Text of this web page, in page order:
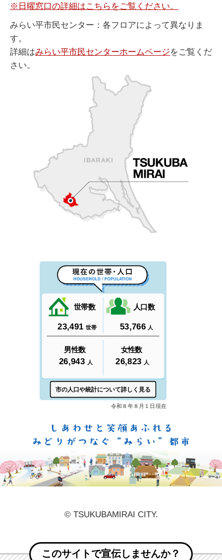
※日曜窓口の詳細はこちらをご覧ください。
みらい平市民センター：各フロアによって異なりま
す。
詳細はみらい平市民センターホームページをご覧くだ
さい。
© TSUKUBAMIRAI CITY.
このサイトで宣伝しませんか？